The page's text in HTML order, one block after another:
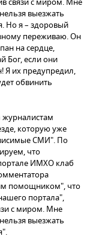
выезжать
Но я – здоровый
переживаю. Он
на сердце,
Бог, если они
Я их предупредил,
обвинить
которую уже
СМИ". По
что
ИМХО клаб
помощником", что
портала",
с миром. Мне
выезжать